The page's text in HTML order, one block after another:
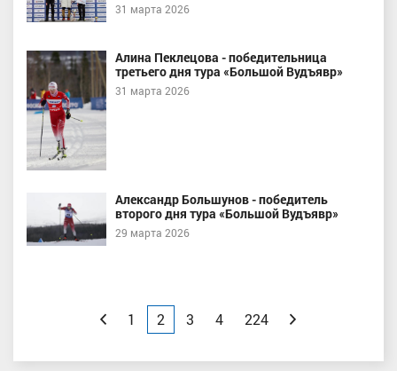
31 марта 2026
Алина Пеклецова - победительница
третьего дня тура «Большой Вудъявр»
31 марта 2026
Александр Большунов - победитель
второго дня тура «Большой Вудъявр»
29 марта 2026
Назад
1 2 3 4 224 Вперед